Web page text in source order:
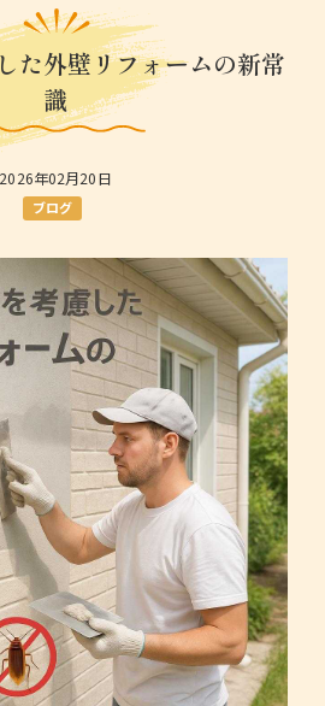
た外壁リフォームの新常
識
2026年02月20日
ブログ